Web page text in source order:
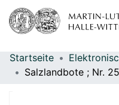
Bereiche & Sammlungen
Startseite